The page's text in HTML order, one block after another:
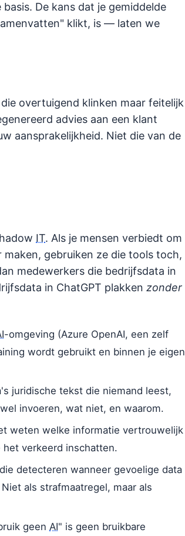
basis. De kans dat je gemiddelde
klikt, is — laten we
overtuigend klinken maar feitelijk
advies aan een klant
aansprakelijkheid. Niet die van de
IT. Als je mensen verbiedt om
gebruiken ze die tools toch,
medewerkers die bedrijfsdata in
in ChatGPT plakken zonder
-omgeving (Azure OpenAI, een zelf
wordt gebruikt en binnen je eigen
juridische tekst die niemand leest,
invoeren, wat niet, en waarom.
weten welke informatie vertrouwelijk
verkeerd inschatten.
detecteren wanneer gevoelige data
als strafmaatregel, maar als
geen AI" is geen bruikbare